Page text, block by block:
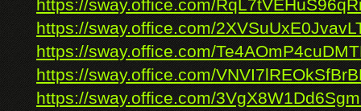
https://sway.office.com/
https://sway.office.com/
https://sway.office.com/
https://sway.office.com/
https://sway.office.com/